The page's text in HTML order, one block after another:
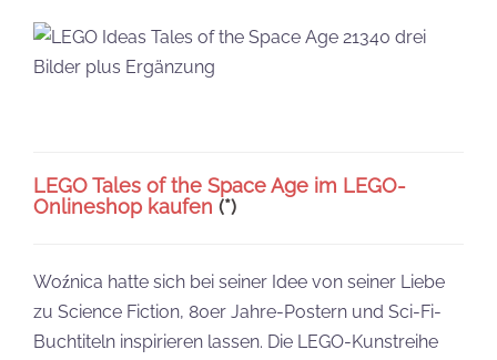
LEGO Tales of the Space Age im LEGO-
Onlineshop kaufen (*)
Woźnica hatte sich bei seiner Idee von seiner Liebe
zu Science Fiction, 80er Jahre-Postern und Sci-Fi-
Buchtiteln inspirieren lassen. Die LEGO-Kunstreihe